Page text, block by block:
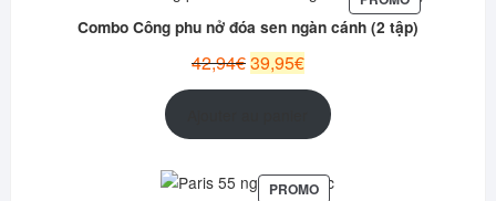
EN
PROMOTION
Combo Công phu nở đóa sen ngàn cánh (2 tập)
42,94€ Le
prix
39,95€Le
prix
actuel
est :
PROMOPRODUIT